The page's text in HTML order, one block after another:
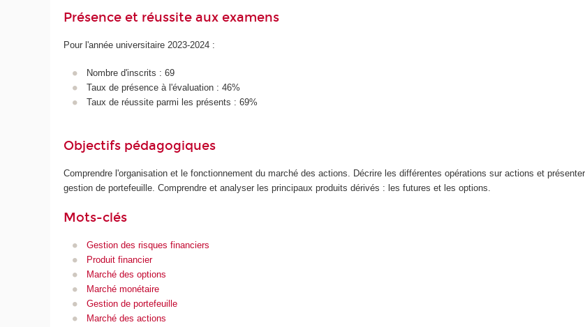
Présence et réussite aux examens
Pour l'année universitaire 2023-2024 :
Nombre d'inscrits : 69
Taux de présence à l'évaluation : 46%
Taux de réussite parmi les présents : 69%
Objectifs pédagogiques
Comprendre l'organisation et le fonctionnement du marché des actions. Décrire les différentes opérations sur actions et
gestion de portefeuille. Comprendre et analyser les principaux produits dérivés : les futures et les options.
Mots-clés
Gestion des risques financiers
Produit financier
Marché des options
Marché monétaire
Gestion de portefeuille
Marché des actions